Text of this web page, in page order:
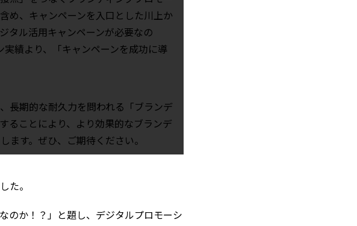
め、キャンペーンを入口とした川上か
タル活用キャンペーンが必要なの
績より、「キャンペーンを成功に導
長期的な耐久力を問われる「ブランデ
ることにより、より効果的なブランデ
ます。ぜひ、ご期待ください。
た。
のか！？」と題し、デジタルプロモーシ